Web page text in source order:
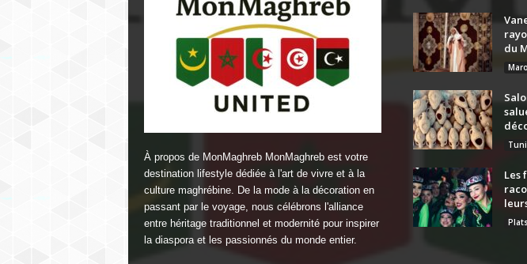
À propos de MonMaghreb MonMaghreb est votre
destination lifestyle dédiée à l'art de vivre et à la
culture maghrébine. De la mode à la décoration en
passant par le voyage, nous célébrons l'alliance
entre héritage traditionnel et modernité pour inspirer
la diaspora et les passionnés du monde entier.
du
Les